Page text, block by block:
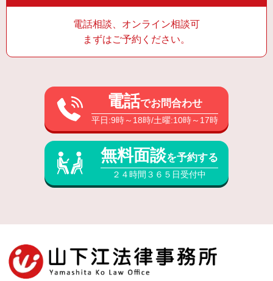
電話相談、オンライン相談可
まずはご予約ください。
電話でお問合わせ
平日:9時～18時/土曜:10時～17時
無料面談を予約する
２４時間３６５日受付中